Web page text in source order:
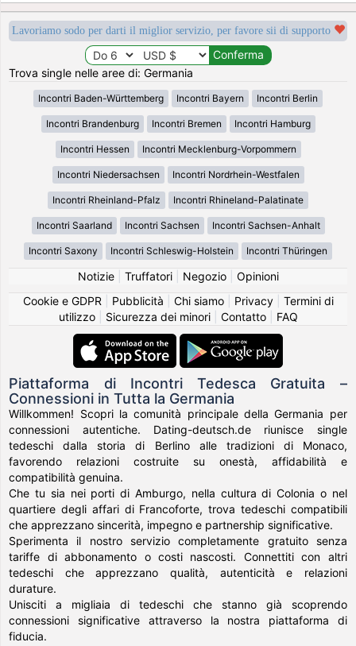
Lavoriamo sodo per darti il miglior servizio, per favore sii di supporto
Trova single nelle aree di: Germania
Incontri Baden-Württemberg Incontri Bayern Incontri Berlin
Incontri Brandenburg Incontri Bremen Incontri Hamburg
Incontri Hessen Incontri Mecklenburg-Vorpommern
Incontri Niedersachsen Incontri Nordrhein-Westfalen
Incontri Rheinland-Pfalz Incontri Rhineland-Palatinate
Incontri Saarland Incontri Sachsen Incontri Sachsen-Anhalt
Incontri Saxony Incontri Schleswig-Holstein Incontri Thüringen
Notizie| Truffatori| Negozio| Opinioni
Cookie e GDPR
Pubblicità Chi siamo| Privacy| Termini di
utilizzo| Sicurezza dei minori| Contatto| FAQ
Piattaforma di Incontri Tedesca Gratuita –
Connessioni in Tutta la Germania
Willkommen! Scopri la comunità principale della Germania per
connessioni autentiche. Dating-deutsch.de riunisce single
tedeschi dalla storia di Berlino alle tradizioni di Monaco,
favorendo relazioni costruite su onestà, affidabilità e
compatibilità genuina.
Che tu sia nei porti di Amburgo, nella cultura di Colonia o nel
quartiere degli affari di Francoforte, trova tedeschi compatibili
che apprezzano sincerità, impegno e partnership significative.
Sperimenta il nostro servizio completamente gratuito senza
tariffe di abbonamento o costi nascosti. Connettiti con altri
tedeschi che apprezzano qualità, autenticità e relazioni
durature.
Unisciti a migliaia di tedeschi che stanno già scoprendo
connessioni significative attraverso la nostra piattaforma di
fiducia.